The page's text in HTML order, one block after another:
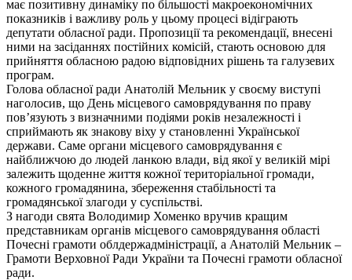
має позитивну динаміку по більшості макроекономічних
показників і важливу роль у цьому процесі відіграють
депутати обласної ради. Пропозиції та рекомендації, внесені
ними на засіданнях постійних комісій, стають основою для
прийняття обласною радою відповідних рішень та галузевих
програм.
Голова обласної ради Анатолій Мельник у своєму виступі
наголосив, що День місцевого самоврядування по праву
пов’язують з визначними подіями років незалежності і
сприймають як знакову віху у становленні Української
держави. Саме органи місцевого самоврядування є
найближчою до людей ланкою влади, від якої у великій мірі
залежить щоденне життя кожної територіальної громади,
кожного громадянина, збереження стабільності та
громадянської злагоди у суспільстві.
З нагоди свята Володимир Хоменко вручив кращим
представникам органів місцевого самоврядування області
Почесні грамоти облдержадміністрації, а Анатолій Мельник –
Грамоти Верховної Ради України та Почесні грамоти обласної
ради.